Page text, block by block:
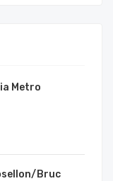
Metro
Bruc